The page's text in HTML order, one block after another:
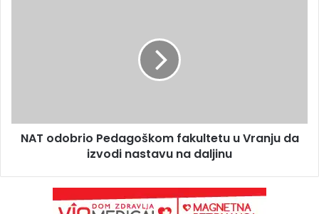
NAT odobrio Pedagoškom fakultetu u Vranju da
izvodi nastavu na daljinu